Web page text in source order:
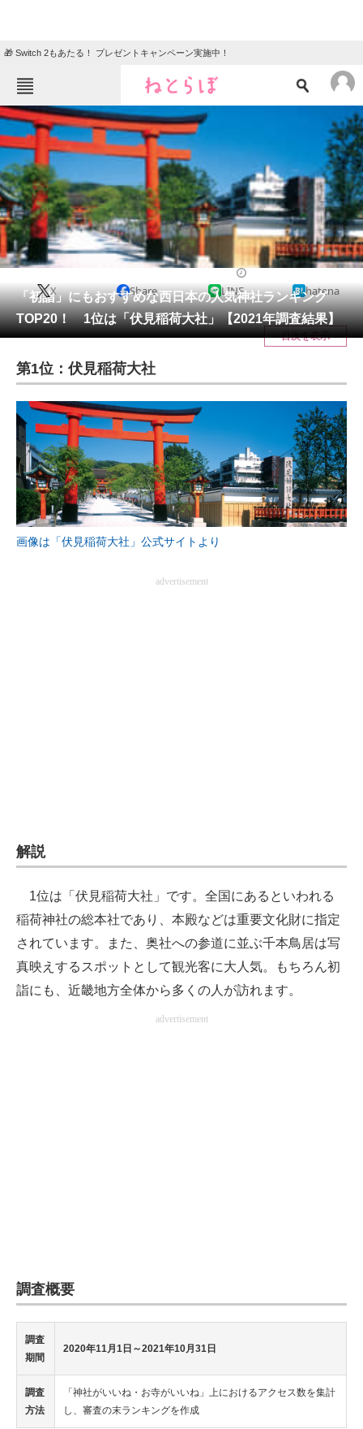
🎁 Switch 2もあたる！ プレゼントキャンペーン実施中！
ねとらぼメニュー
TOP ニュース
エンタメ クイズ
グルメ 地域
住まい 教育・育児
動物 リサーチ
会員記事
メディア
注目記事を集めた総合ページ
スマホと通信の最新トレンド
進化するPCとデバイスの未来
好きが集まる 比べて選べる
ビジネスと働き方のヒント
モノづくり技術者専門サイト
エレクトロニクス専門サイト
電子設計の基本と応用
建設×テクノロジーの最前線
「初詣」にもおすすめな西日本の人気神社ランキング
TOP20！ 1位は「伏見稲荷大社」【2021年調査結果】
X Share LINE hatena
目次を表示
第1位：伏見稲荷大社
画像は「伏見稲荷大社」公式サイトより
advertisement
解説
1位は「伏見稲荷大社」です。全国にあるといわれる
稲荷神社の総本社であり、本殿などは重要文化財に指定
されています。また、奥社への参道に並ぶ千本鳥居は写
真映えするスポットとして観光客に大人気。もちろん初
詣にも、近畿地方全体から多くの人が訪れます。
advertisement
調査概要
調査
期間
2020年11月1日～2021年10月31日
調査
方法
「神社がいいね・お寺がいいね」上におけるアクセス数を集計
し、審査の末ランキングを作成